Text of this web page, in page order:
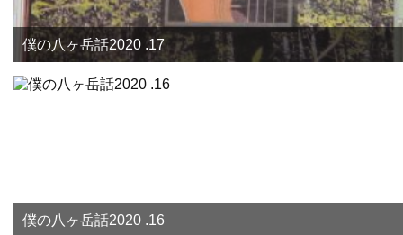
僕の八ヶ岳話2020 .17
僕の八ヶ岳話2020 .16